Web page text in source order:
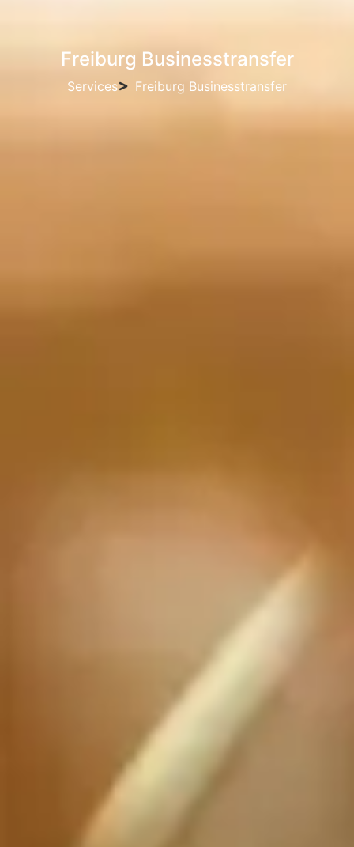
Freiburg Businesstransfer
Services Freiburg Businesstransfer